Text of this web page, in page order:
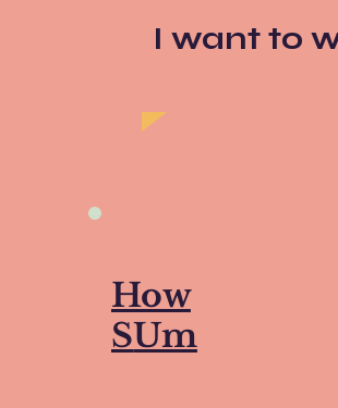
I want to
How
SUm